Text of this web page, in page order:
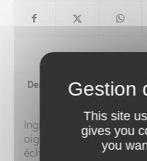
Description Valeurs
Ingrédients: Porc (gorge
oignon, Reblochon de
échalote, persil, amidon
This site
gives you
you